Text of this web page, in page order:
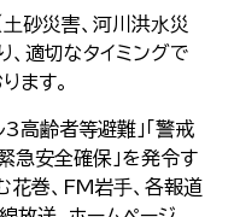
砂災害、河川洪⽔災
、適切なタイミングで
ます。
3高齢者等避難」「警戒
急安全確保」を発令す
花巻、FM岩⼿、各報道